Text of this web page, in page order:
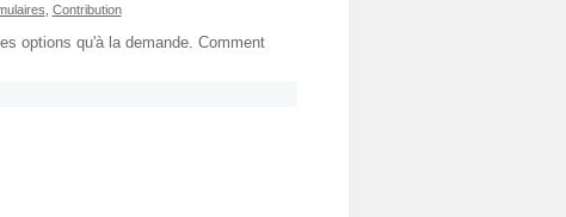
Contribution
options qu'à la demande. Comment